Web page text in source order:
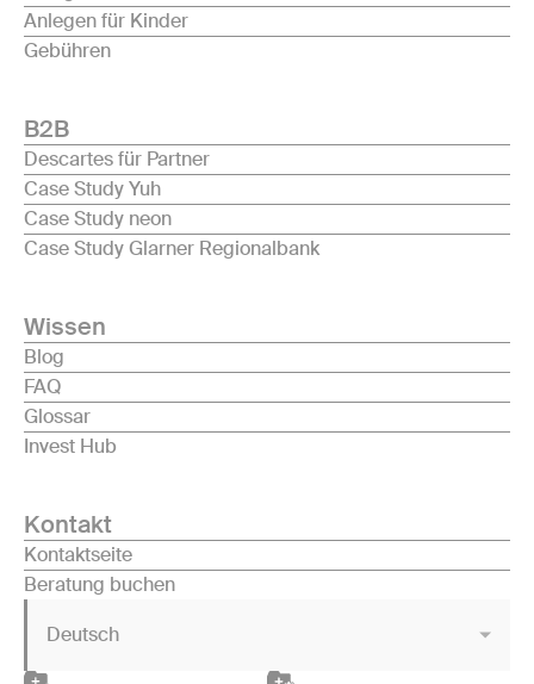
Anlegen für Kinder
Gebühren
B2B
Descartes für Partner
Case Study Yuh
Case Study neon
Case Study Glarner Regionalbank
Wissen
Blog
FAQ
Glossar
Invest Hub
Kontakt
Kontaktseite
Beratung buchen
Deutsch